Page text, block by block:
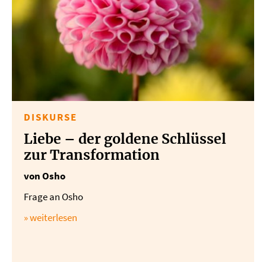
DISKURSE
Liebe – der goldene Schlüssel
zur Transformation
von Osho
Frage an Osho
» weiterlesen